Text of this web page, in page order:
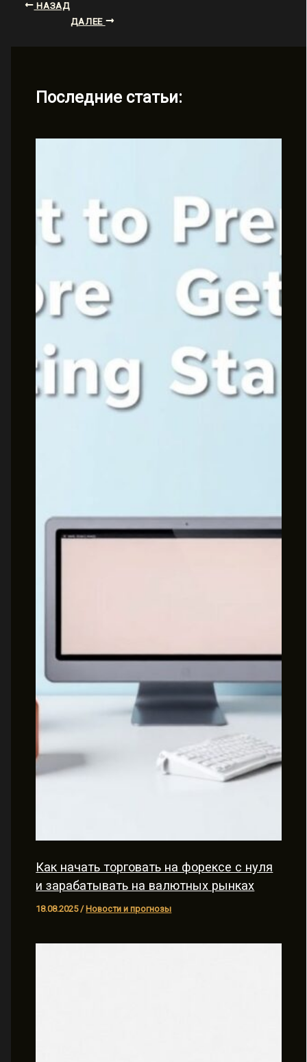
НАЗАД
ДАЛЕЕ
Последние статьи:
Как начать торговать на форексе с нуля
и зарабатывать на валютных рынках
18.08.2025/ Новости и прогнозы